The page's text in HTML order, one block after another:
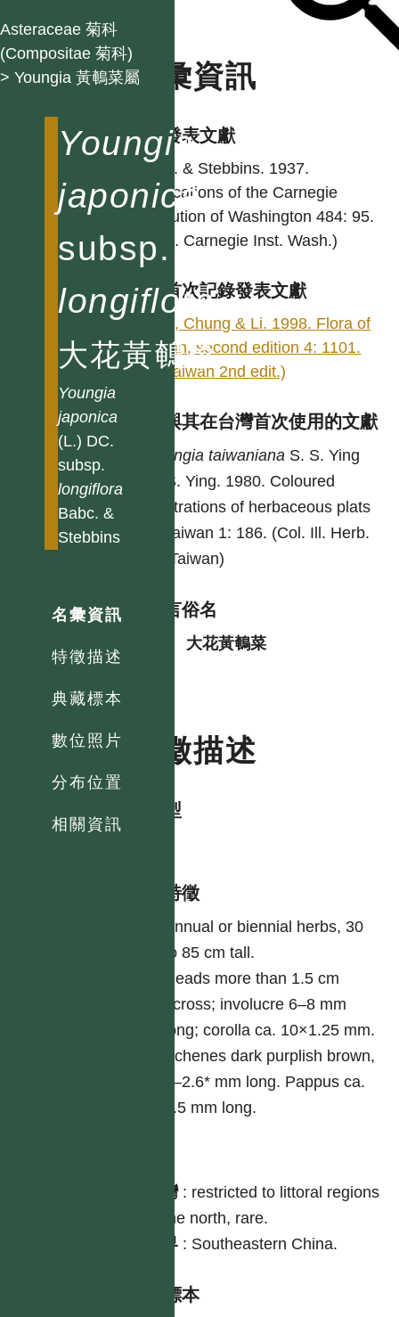
Asteraceae 菊科
(Compositae 菊科)
> Youngia 黃鵪菜屬
Youngia
japonica
subsp.
longiflora
大花黃鵪菜
Youngia
japonica
(L.) DC.
subsp.
longiflora
Babc. &
Stebbins
名彙資訊
特徵描述
典藏標本
數位照片
分布位置
相關資訊
名彙資訊
學名發表文獻
Babc. & Stebbins. 1937.
Publications of the Carnegie
Institution of Washington 484: 95.
(Publ. Carnegie Inst. Wash.)
台灣首次記錄發表文獻
Peng, Chung & Li. 1998. Flora of
Taiwan, second edition 4: 1101.
(Fl. Taiwan 2nd edit.)
異名與其在台灣首次使用的文獻
Youngia taiwaniana S. S. Ying
S. S. Ying. 1980. Coloured
illustrations of herbaceous plats
of Taiwan 1: 186. (Col. Ill. Herb.
Pl. Taiwan)
各語言俗名
大花黃鵪菜
特徵描述
生活型
形態特徵
Annual or biennial herbs, 30
to 85 cm tall.
Heads more than 1.5 cm
across; involucre 6–8 mm
long; corolla ca. 10×1.25 mm.
Achenes dark purplish brown,
2–2.6* mm long. Pappus ca.
3.5 mm long.
台灣: restricted to littoral regions
in the north, rare.
世界 : Southeastern China.
引證標本